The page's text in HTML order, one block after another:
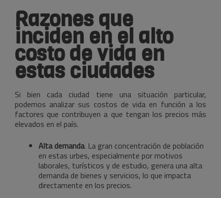
Razones que
inciden en el alto
costo de vida en
estas ciudades
Si bien cada ciudad tiene una situación particular,
podemos analizar sus costos de vida en función a los
factores que contribuyen a que tengan los precios más
elevados en el país.
Alta demanda. La gran concentración de población
en estas urbes, especialmente por motivos
laborales, turísticos y de estudio, genera una alta
demanda de bienes y servicios, lo que impacta
directamente en los precios.